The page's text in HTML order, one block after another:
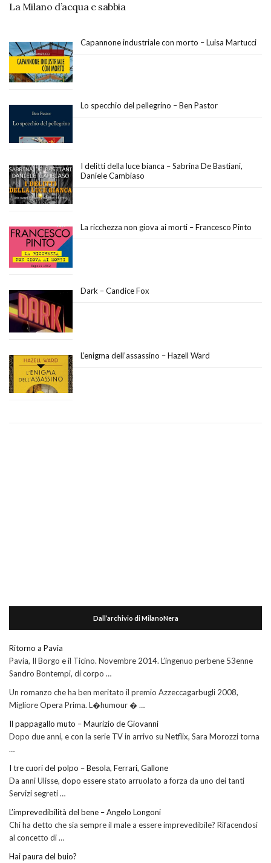
La Milano d’acqua e sabbia
Capannone industriale con morto – Luisa Martucci
Lo specchio del pellegrino – Ben Pastor
I delitti della luce bianca – Sabrina De Bastiani,
Daniele Cambiaso
La ricchezza non giova ai morti – Francesco Pinto
Dark – Candice Fox
L’enigma dell’assassino – Hazell Ward
Dall’archivio di MilanoNera
Ritorno a Pavia
Pavia, Il Borgo e il Ticino. Novembre 2014. L’ingenuo perbene 53enne
Sandro Bontempi, di corpo …
Un romanzo che ha ben meritato il premio Azzeccagarbugli 2008,
Migliore Opera Prima. L�humour � …
Il pappagallo muto – Maurizio de Giovanni
Dopo due anni, e con la serie TV in arrivo su Netflix, Sara Morozzi torna
…
I tre cuori del polpo – Besola, Ferrari, Gallone
Da anni Ulisse, dopo essere stato arruolato a forza da uno dei tanti
Servizi segreti …
L’imprevedibilità del bene – Angelo Longoni
Chi ha detto che sia sempre il male a essere imprevedibile? Rifacendosi
al concetto di …
Hai paura del buio?